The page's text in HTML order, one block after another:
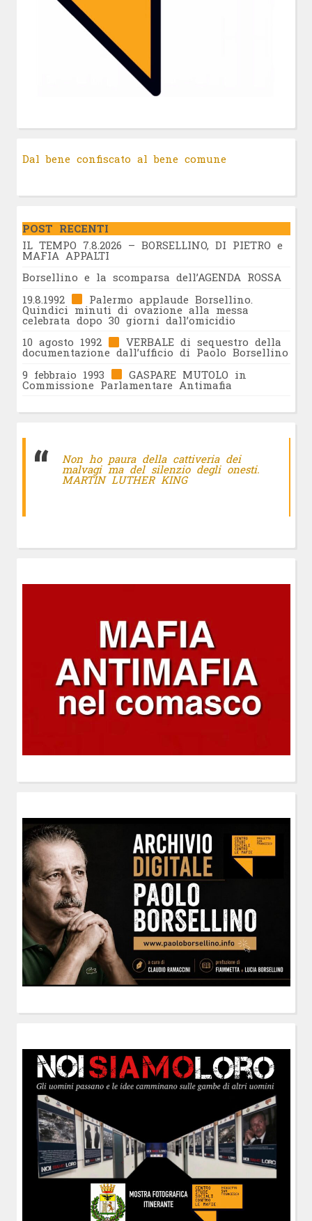
Dal bene confiscato al bene comune
POST RECENTI
IL TEMPO 7.8.2026 – BORSELLINO, DI PIETRO e
MAFIA APPALTI
Borsellino e la scomparsa dell’AGENDA ROSSA
19.8.1992
Palermo applaude Borsellino.
Quindici minuti di ovazione alla messa
celebrata dopo 30 giorni dall’omicidio
10 agosto 1992
VERBALE di sequestro della
documentazione dall’ufficio di Paolo Borsellino
9 febbraio 1993
GASPARE MUTOLO in
Commissione Parlamentare Antimafia
Non ho paura della cattiveria dei
malvagi ma del silenzio degli onesti.
MARTIN LUTHER KING